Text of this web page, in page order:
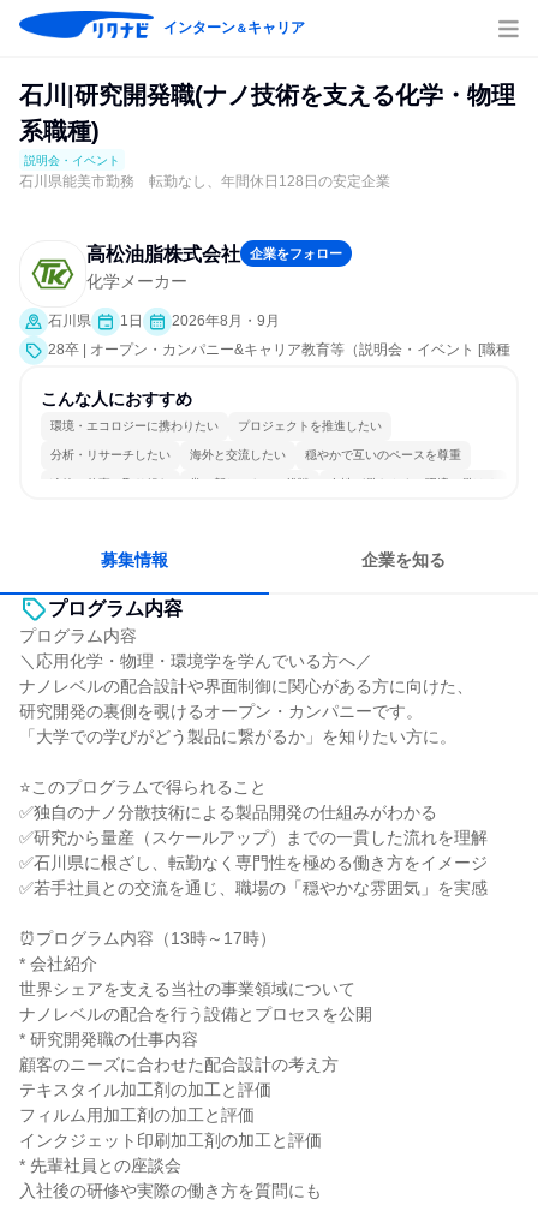
インターン＆キャリア
石川|研究開発職(ナノ技術を支える化学・物理
系職種)
説明会・イベント
石川県能美市勤務 転勤なし、年間休日128日の安定企業
高松油脂株式会社 企業をフォロー
化学メーカー
石川県 1日
2026年8月・9月
28卒 | オープン・カンパニー&キャリア教育等（説明会・イベント [職種
こんな人におすすめ
環境・エコロジーに携わりたい プロジェクトを推進したい
分析・リサーチしたい 海外と交流したい 穏やかで互いのペースを尊重
冷静に仕事に取り組む 常に新しいものに挑戦 女性が働きやすい環境で働ける
募集情報 企業を知る
プログラム内容
プログラム内容
＼応用化学・物理・環境学を学んでいる方へ／
ナノレベルの配合設計や界面制御に関心がある方に向けた、
研究開発の裏側を覗けるオープン・カンパニーです。
「大学での学びがどう製品に繋がるか」を知りたい方に。
⭐このプログラムで得られること
✅独自のナノ分散技術による製品開発の仕組みがわかる
✅研究から量産（スケールアップ）までの一貫した流れを理解
✅石川県に根ざし、転勤なく専門性を極める働き方をイメージ
✅若手社員との交流を通じ、職場の「穏やかな雰囲気」を実感
⏰プログラム内容（13時～17時）
* 会社紹介
世界シェアを支える当社の事業領域について
ナノレベルの配合を行う設備とプロセスを公開
* 研究開発職の仕事内容
顧客のニーズに合わせた配合設計の考え方
テキスタイル加工剤の加工と評価
フィルム用加工剤の加工と評価
インクジェット印刷加工剤の加工と評価
* 先輩社員との座談会
入社後の研修や実際の働き方を質問にも